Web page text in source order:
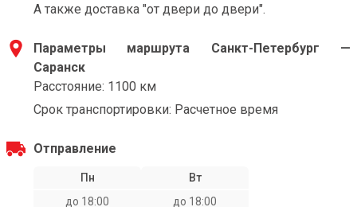
А также доставка "от двери до двери".
Параметры маршрута Санкт-Петербург —
Саранск
Расстояние: 1100 км
Срок транспортировки: Расчетное время
Отправление
Пн
до 18:00
Вт
до 18:00